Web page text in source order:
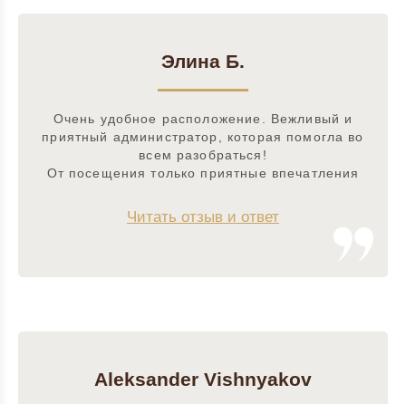
Элина Б.
Очень удобное расположение. Вежливый и
приятный администратор, которая помогла во
всем разобраться!
От посещения только приятные впечатления
Читать отзыв и ответ
Aleksander Vishnyakov